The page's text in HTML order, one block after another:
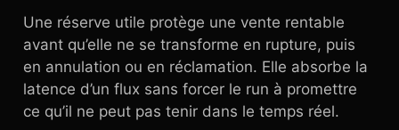
Une réserve utile protège une vente rentable
avant qu’elle ne se transforme en rupture, puis
en annulation ou en réclamation. Elle absorbe la
latence d’un flux sans forcer le run à promettre
ce qu’il ne peut pas tenir dans le temps réel.